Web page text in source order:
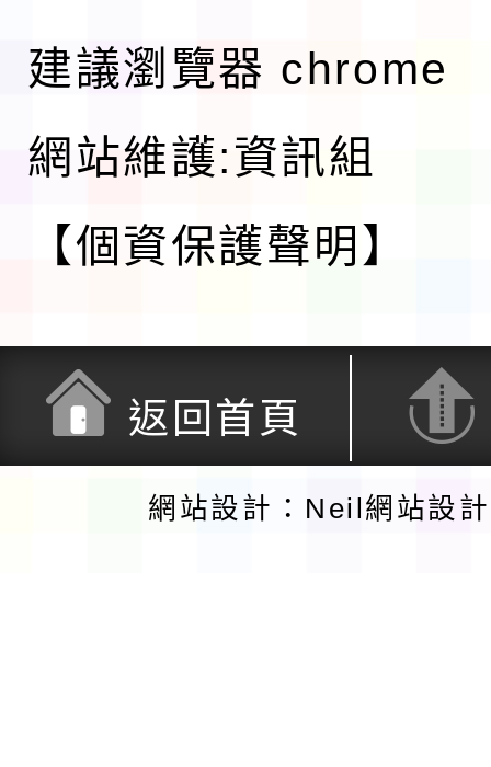
建議瀏覽器 chrome
網站維護:資訊組
【個資保護聲明】
返回首頁
網站設計：Neil網站設